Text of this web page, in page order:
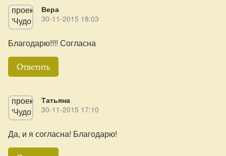
Вера
30-11-2015 18:03
Благодарю!!!! Согласна
Ответить
Татьяна
30-11-2015 17:10
Да, и я согласна! Благодарю!